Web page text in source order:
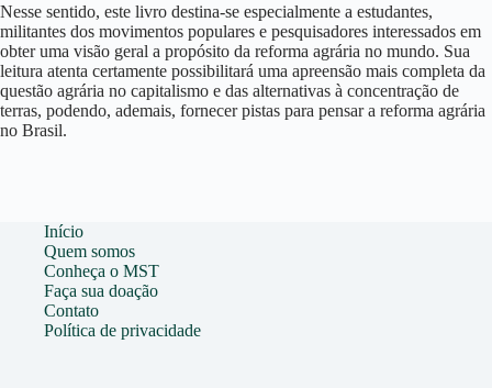
Nesse sentido, este livro destina-se especialmente a estudantes,
militantes dos movimentos populares e pesquisadores interessados em
obter uma visão geral a propósito da reforma agrária no mundo. Sua
leitura atenta certamente possibilitará uma apreensão mais completa da
questão agrária no capitalismo e das alternativas à concentração de
terras, podendo, ademais, fornecer pistas para pensar a reforma agrária
no Brasil.
Início
Quem somos
Conheça o MST
Faça sua doação
Contato
Política de privacidade